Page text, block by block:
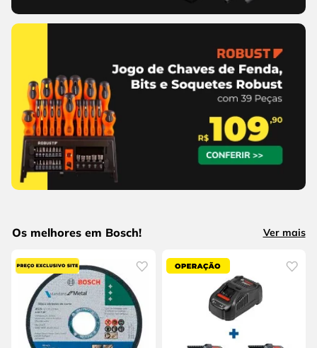
Os melhores em Bosch! Ver mais